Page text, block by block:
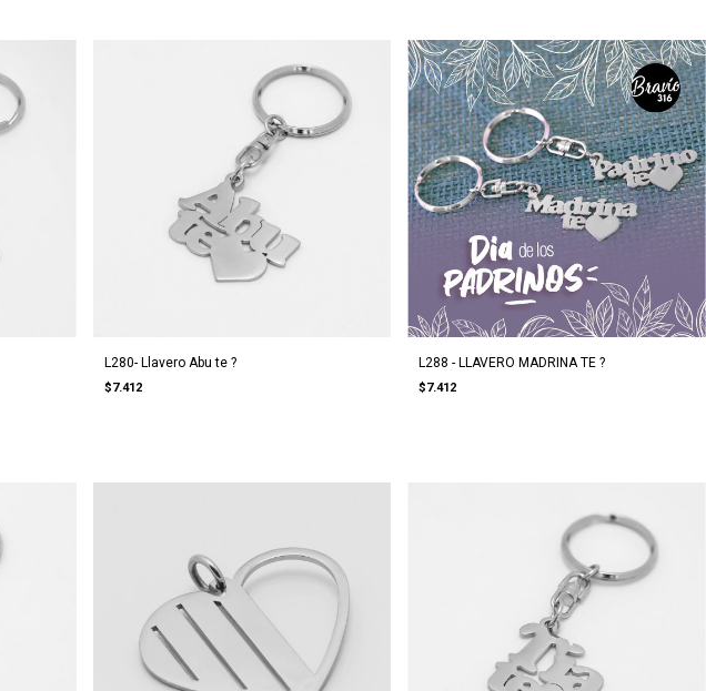
L280- Llavero Abu te ?
$7.412
L288 - LLAVERO MADRINA TE ?
$7.412